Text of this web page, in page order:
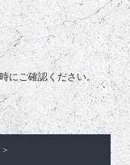
にご確認ください。
>